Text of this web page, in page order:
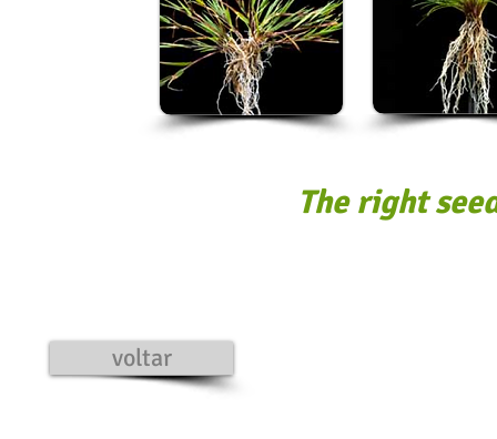
The right
voltar